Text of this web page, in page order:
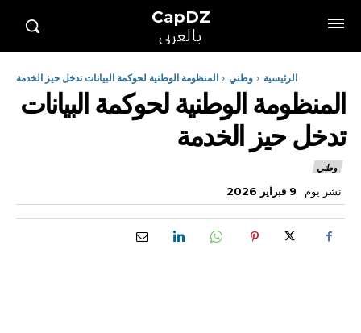
CapDZ
بالعربي
الرئيسية وطني المنظومة الوطنية لحوكمة البيانات تدخل حيز الخدمة
المنظومة الوطنية لحوكمة البيانات
تدخل حيز الخدمة
وطني
نشر يوم 9 فبراير 2026